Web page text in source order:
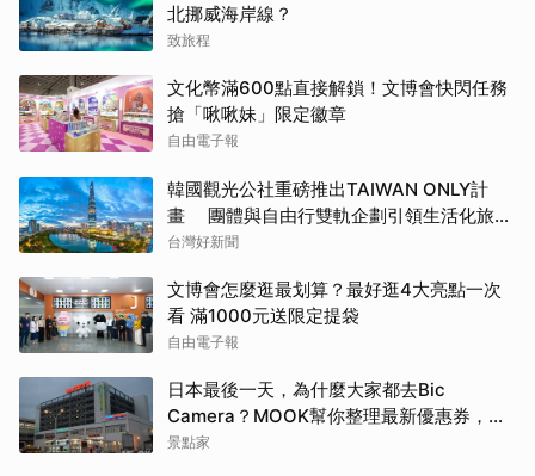
北挪威海岸線？
致旅程
文化幣滿600點直接解鎖！文博會快閃任務
搶「啾啾妹」限定徽章
自由電子報
韓國觀光公社重磅推出TAIWAN ONLY計
畫 團體與自由行雙軌企劃引領生活化旅遊
新風潮
台灣好新聞
文博會怎麼逛最划算？最好逛4大亮點一次
看 滿1000元送限定提袋
自由電子報
日本最後一天，為什麼大家都去Bic
Camera？MOOK幫你整理最新優惠券，行
前趕快存手機，結帳直接用，最高省10%
景點家